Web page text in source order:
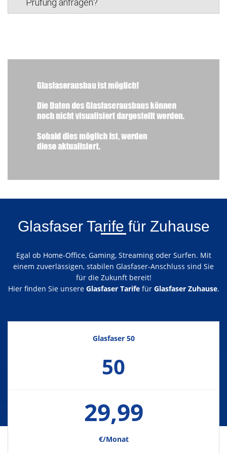
Prüfung anfragen?
Glasfaser Tarife für Zuhause
Egal ob Home-Office, Gaming, Streaming oder Surfen. Mit
einem zuverlässigen, stabilen Glasfaser-Anschluss sind Sie
für die Zukunft bereit!
Hier finden Sie unsere Glasfaser Tarifefür Glasfaser Zuhause.
Glasfaser 50
50
29,99
€/Monat